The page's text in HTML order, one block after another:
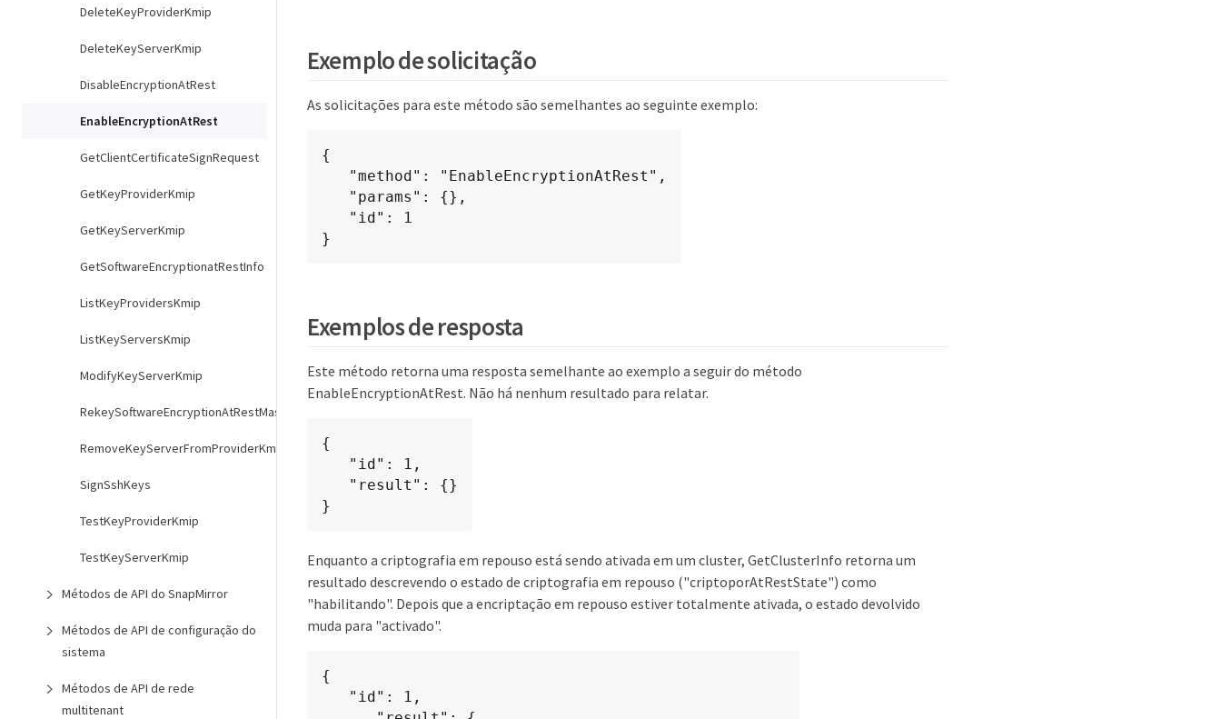
DeleteKeyProviderKmip
DeleteKeyServerKmip
DisableEncryptionAtRest
EnableEncryptionAtRest
GetClientCertificateSignRequest
GetKeyProviderKmip
GetKeyServerKmip
GetSoftwareEncryptionatRestInfo
ListKeyProvidersKmip
ListKeyServersKmip
ModifyKeyServerKmip
RekeySoftwareEncryptionAtRestMasterKey
RemoveKeyServerFromProviderKmip
SignSshKeys
TestKeyProviderKmip
TestKeyServerKmip
Métodos de API do SnapMirror
Métodos de API de configuração do
sistema
Métodos de API de rede
multitenant
Exemplo de solicitação
As solicitações para este método são semelhantes ao seguinte exemplo:
{
}
Exemplos de resposta
Este método retorna uma resposta semelhante ao exemplo a seguir do método
EnableEncryptionAtRest. Não há nenhum resultado para relatar.
{
}
Enquanto a criptografia em repouso está sendo ativada em um cluster, GetClusterInfo retorna um
resultado descrevendo o estado de criptografia em repouso ("criptoporAtRestState") como
"habilitando". Depois que a encriptação em repouso estiver totalmente ativada, o estado devolvido
muda para "activado".
{